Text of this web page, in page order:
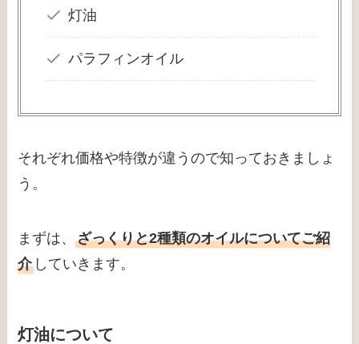
灯油
パラフィンオイル
それぞれ価格や特徴が違うので知っておきましょ
う。
まずは、ざっくりと2種類のオイルについてご紹
介 していきます。
灯油について